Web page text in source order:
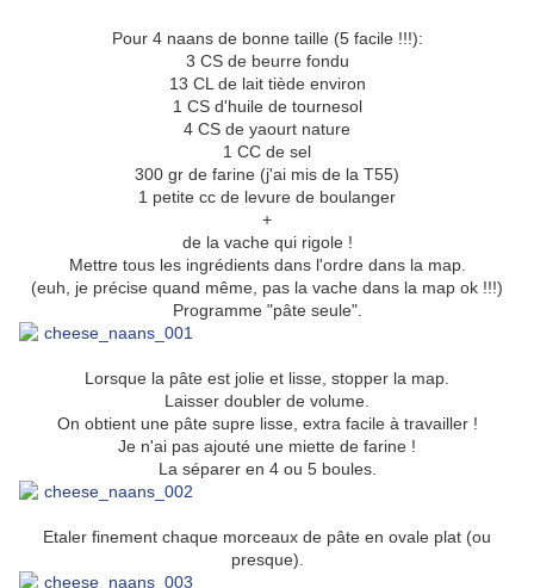
Pour 4 naans de bonne taille (5 facile !!!):
3 CS de beurre fondu
13 CL de lait tiède environ
1 CS d'huile de tournesol
4 CS de yaourt nature
1 CC de sel
300 gr de farine (j'ai mis de la T55)
1 petite cc de levure de boulanger
+
de la vache qui rigole !
Mettre tous les ingrédients dans l'ordre dans la map.
(euh, je précise quand même, pas la vache dans la map ok !!!)
Programme "pâte seule".
Lorsque la pâte est jolie et lisse, stopper la map.
Laisser doubler de volume.
On obtient une pâte supre lisse, extra facile à travailler !
Je n'ai pas ajouté une miette de farine !
La séparer en 4 ou 5 boules.
Etaler finement chaque morceaux de pâte en ovale plat (ou
presque).